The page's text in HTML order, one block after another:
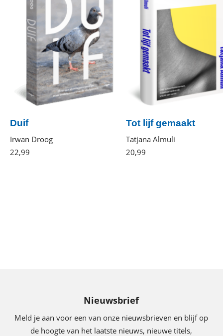
Duif
Irwan Droog
22,99
Tot lijf gemaakt
Tatjana Almuli
20,99
Nieuwsbrief
Meld je aan voor een van onze nieuwsbrieven en blijf op
de hoogte van het laatste nieuws, nieuwe titels,